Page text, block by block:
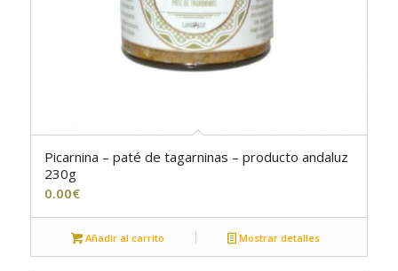
5.00
Picarnina – paté de tagarninas – producto andaluz
230g
0.00€
Añadir al carrito Mostrar detalles